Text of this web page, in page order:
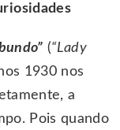
(“Lady
1930 nos
a
Pois quando